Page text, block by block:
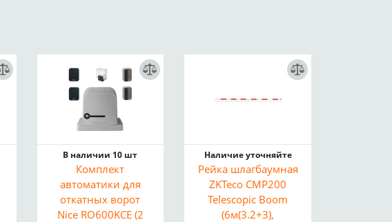
В наличии 10 шт
Комплект
автоматики для
откатных ворот
Nice RO600KCE (2
Наличие уточняйте
Рейка шлагбаумная
ZKTeco CMP200
Telescopic Boom
(6м(3.2+3),